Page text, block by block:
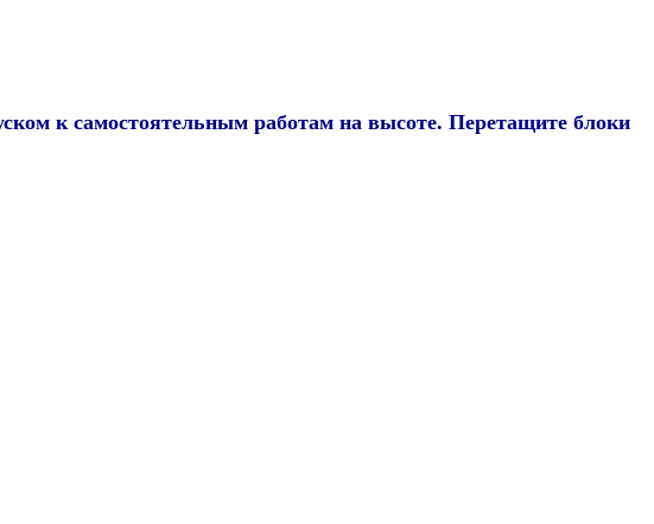
к самостоятельным работам на высоте. Перетащите блоки